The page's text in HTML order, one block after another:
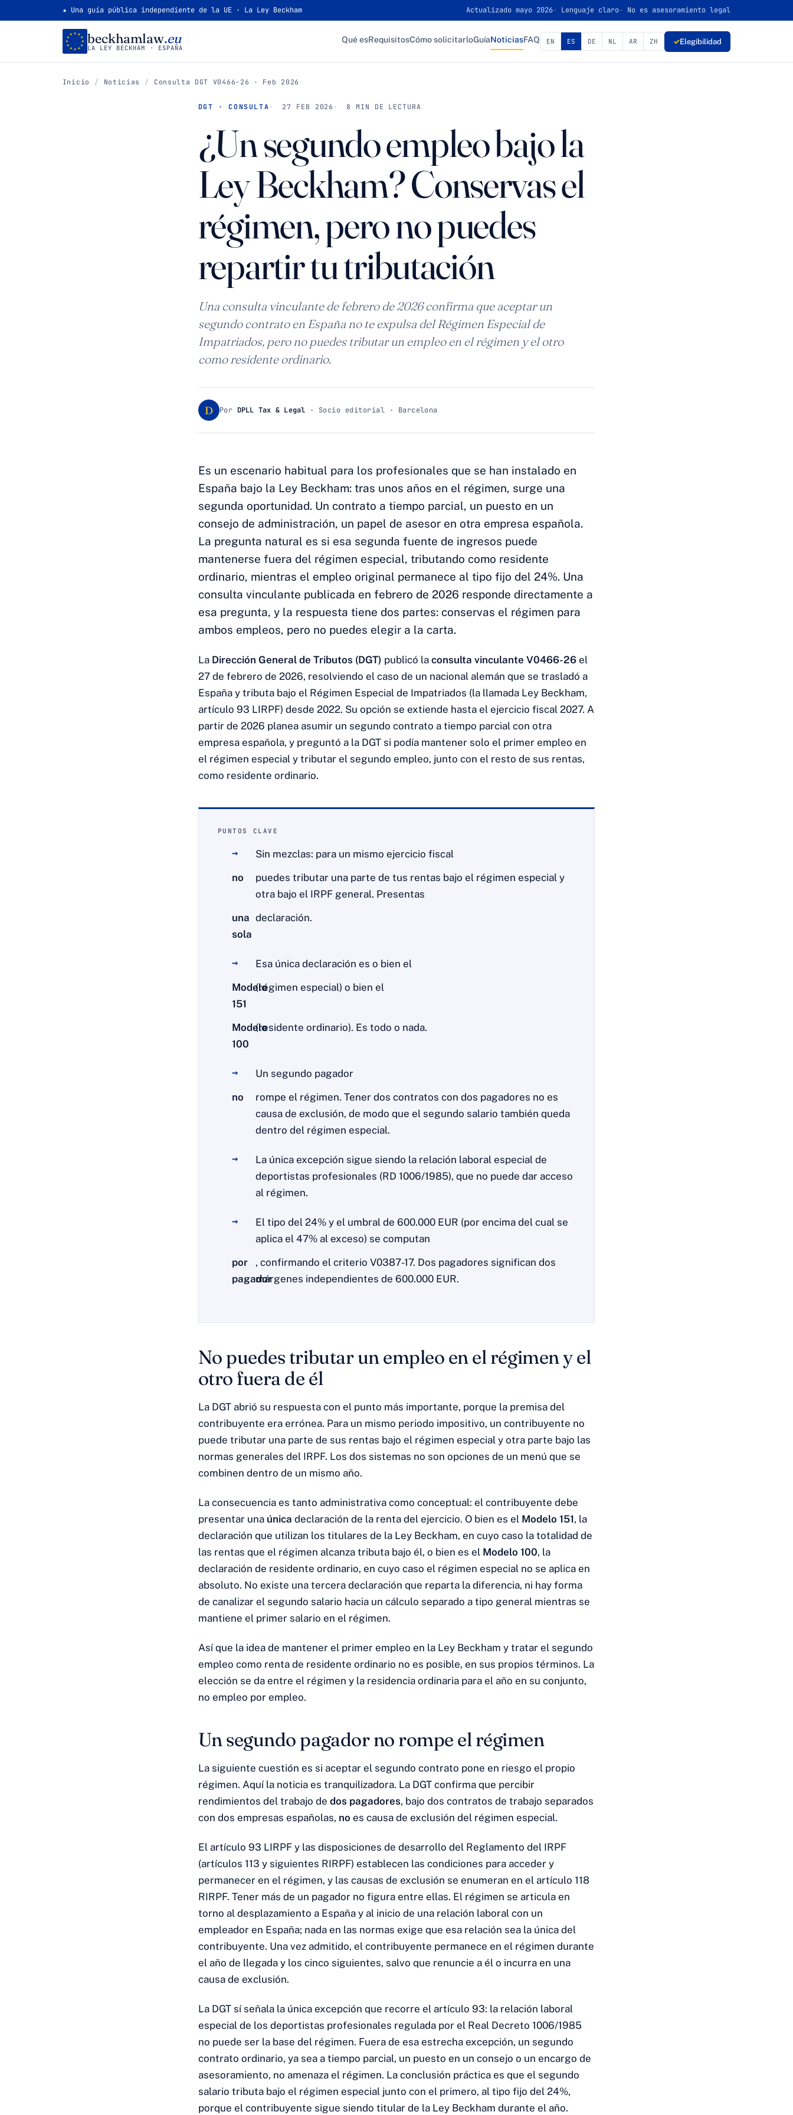
★ Una guía pública independiente de la UE · La Ley Beckham Actualizado mayo 2026 Lenguaje claro No es asesoramiento legal
beckhamlaw.eu
LA LEY BECKHAM · ESPAÑA
Qué esRequisitosCómo solicitarloGuíaNoticiasFAQ EN ES DE NL AR ZH ✓Elegibilidad
Inicio / Noticias / Consulta DGT V0466-26 · Feb 2026
DGT · CONSULTA 27 FEB 2026 8 MIN DE LECTURA
¿Un segundo empleo bajo la
Ley Beckham? Conservas el
régimen, pero no puedes
repartir tu tributación
Una consulta vinculante de febrero de 2026 confirma que aceptar un
segundo contrato en España no te expulsa del Régimen Especial de
Impatriados, pero no puedes tributar un empleo en el régimen y el otro
como residente ordinario.
D Por DPLL Tax & Legal · Socio editorial · Barcelona
Es un escenario habitual para los profesionales que se han instalado en
España bajo la Ley Beckham: tras unos años en el régimen, surge una
segunda oportunidad. Un contrato a tiempo parcial, un puesto en un
consejo de administración, un papel de asesor en otra empresa española.
La pregunta natural es si esa segunda fuente de ingresos puede
mantenerse fuera del régimen especial, tributando como residente
ordinario, mientras el empleo original permanece al tipo fijo del 24%. Una
consulta vinculante publicada en febrero de 2026 responde directamente a
esa pregunta, y la respuesta tiene dos partes: conservas el régimen para
ambos empleos, pero no puedes elegir a la carta.
La Dirección General de Tributos (DGT) publicó la consulta vinculante V0466-26el
27 de febrero de 2026, resolviendo el caso de un nacional alemán que se trasladó a
España y tributa bajo el Régimen Especial de Impatriados (la llamada Ley Beckham,
artículo 93 LIRPF) desde 2022. Su opción se extiende hasta el ejercicio fiscal 2027. A
partir de 2026 planea asumir un segundo contrato a tiempo parcial con otra
empresa española, y preguntó a la DGT si podía mantener solo el primer empleo en
el régimen especial y tributar el segundo empleo, junto con el resto de sus rentas,
como residente ordinario.
PUNTOS CLAVE
Sin mezclas: para un mismo ejercicio fiscal
no
puedes tributar una parte de tus rentas bajo el régimen especial y
otra bajo el IRPF general. Presentas
una
sola
declaración.
Esa única declaración es o bien el
Modelo
151
(régimen especial) o bien el
Modelo
100
(residente ordinario). Es todo o nada.
Un segundo pagador
no
rompe el régimen. Tener dos contratos con dos pagadores no es
causa de exclusión, de modo que el segundo salario también queda
dentro del régimen especial.
La única excepción sigue siendo la relación laboral especial de
deportistas profesionales (RD 1006/1985), que no puede dar acceso
al régimen.
El tipo del 24% y el umbral de 600.000 EUR (por encima del cual se
aplica el 47% al exceso) se computan
por
pagador
, confirmando el criterio V0387-17. Dos pagadores significan dos
márgenes independientes de 600.000 EUR.
No puedes tributar un empleo en el régimen y el
otro fuera de él
La DGT abrió su respuesta con el punto más importante, porque la premisa del
contribuyente era errónea. Para un mismo periodo impositivo, un contribuyente no
puede tributar una parte de sus rentas bajo el régimen especial y otra parte bajo las
normas generales del IRPF. Los dos sistemas no son opciones de un menú que se
combinen dentro de un mismo año.
La consecuencia es tanto administrativa como conceptual: el contribuyente debe
presentar una única declaración de la renta del ejercicio. O bien es el Modelo 151, la
declaración que utilizan los titulares de la Ley Beckham, en cuyo caso la totalidad de
las rentas que el régimen alcanza tributa bajo él, o bien es el Modelo 100, la
declaración de residente ordinario, en cuyo caso el régimen especial no se aplica en
absoluto. No existe una tercera declaración que reparta la diferencia, ni hay forma
de canalizar el segundo salario hacia un cálculo separado a tipo general mientras se
mantiene el primer salario en el régimen.
Así que la idea de mantener el primer empleo en la Ley Beckham y tratar el segundo
empleo como renta de residente ordinario no es posible, en sus propios términos. La
elección se da entre el régimen y la residencia ordinaria para el año en su conjunto,
no empleo por empleo.
Un segundo pagador no rompe el régimen
La siguiente cuestión es si aceptar el segundo contrato pone en riesgo el propio
régimen. Aquí la noticia es tranquilizadora. La DGT confirma que percibir
rendimientos del trabajo de dos pagadores, bajo dos contratos de trabajo separados
con dos empresas españolas, no es causa de exclusión del régimen especial.
El artículo 93 LIRPF y las disposiciones de desarrollo del Reglamento del IRPF
(artículos 113 y siguientes RIRPF) establecen las condiciones para acceder y
permanecer en el régimen, y las causas de exclusión se enumeran en el artículo 118
RIRPF. Tener más de un pagador no figura entre ellas. El régimen se articula en
torno al desplazamiento a España y al inicio de una relación laboral con un
empleador en España; nada en las normas exige que esa relación sea la única del
contribuyente. Una vez admitido, el contribuyente permanece en el régimen durante
el año de llegada y los cinco siguientes, salvo que renuncie a él o incurra en una
causa de exclusión.
La DGT sí señala la única excepción que recorre el artículo 93: la relación laboral
especial de los deportistas profesionales regulada por el Real Decreto 1006/1985
no puede ser la base del régimen. Fuera de esa estrecha excepción, un segundo
contrato ordinario, ya sea a tiempo parcial, un puesto en un consejo o un encargo de
asesoramiento, no amenaza el régimen. La conclusión práctica es que el segundo
salario tributa bajo el régimen especial junto con el primero, al tipo fijo del 24%,
porque el contribuyente sigue siendo titular de la Ley Beckham durante el año.